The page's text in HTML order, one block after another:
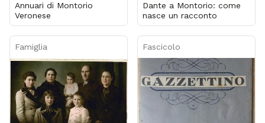
Annuari di Montorio
Veronese
Dante a Montorio: come
nasce un racconto
Famiglia Fascicolo